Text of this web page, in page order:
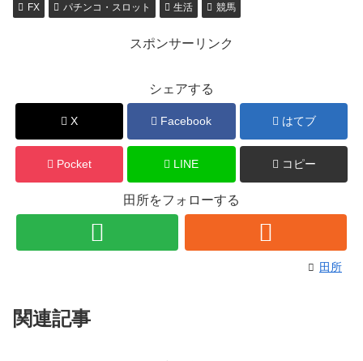
FX パチンコ・スロット 生活 競馬
スポンサーリンク
シェアする
X Facebook はてブ
Pocket LINE コピー
田所をフォローする
田所
関連記事